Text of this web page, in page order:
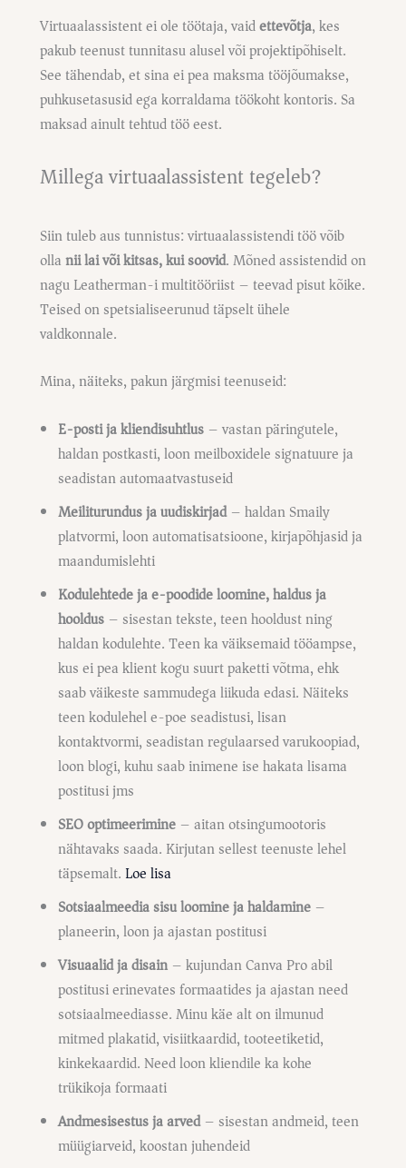
Virtuaalassistent ei ole töötaja, vaidettevõtja, kes
pakub teenust tunnitasu alusel või projektipõhiselt.
See tähendab, et sina ei pea maksma tööjõumakse,
puhkusetasusid ega korraldama töökoht kontoris. Sa
maksad ainult tehtud töö eest.
Millega virtuaalassistent tegeleb?
Siin tuleb aus tunnistus: virtuaalassistendi töö võib
ollanii lai või kitsas, kui soovid. Mõned assistendid on
nagu Leatherman-i multitööriist – teevad pisut kõike.
Teised on spetsialiseerunud täpselt ühele
valdkonnale.
Mina, näiteks, pakun järgmisi teenuseid:
E-posti ja kliendisuhtlus – vastan päringutele,
haldan postkasti, loon meilboxidele signatuure ja
seadistan automaatvastuseid
Meiliturundus ja uudiskirjad– haldan Smaily
platvormi, loon automatisatsioone, kirjapõhjasid ja
maandumislehti
Kodulehtede ja e-poodide loomine, haldus ja
hooldus – sisestan tekste, teen hooldust ning
haldan kodulehte. Teen ka väiksemaid tööampse,
kus ei pea klient kogu suurt paketti võtma, ehk
saab väikeste sammudega liikuda edasi. Näiteks
teen kodulehel e-poe seadistusi, lisan
kontaktvormi, seadistan regulaarsed varukoopiad,
loon blogi, kuhu saab inimene ise hakata lisama
postitusi jms
SEO optimeerimine – aitan otsingumootoris
nähtavaks saada. Kirjutan sellest teenuste lehel
täpsemalt.Loe lisa
Sotsiaalmeedia sisu loomine ja haldamine –
planeerin, loon ja ajastan postitusi
Visuaalid ja disain – kujundan Canva Pro abil
postitusi erinevates formaatides ja ajastan need
sotsiaalmeediasse. Minu käe alt on ilmunud
mitmed plakatid, visiitkaardid, tooteetiketid,
kinkekaardid. Need loon kliendile ka kohe
trükikoja formaati
Andmesisestus ja arved– sisestan andmeid, teen
müügiarveid, koostan juhendeid